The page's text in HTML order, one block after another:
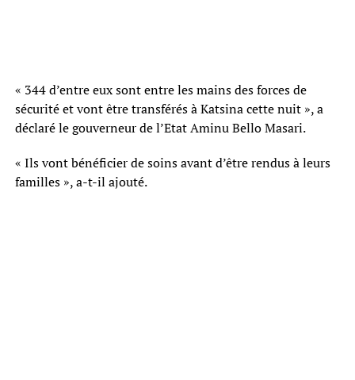
« 344 d’entre eux sont entre les mains des forces de
sécurité et vont être transférés à Katsina cette nuit », a
déclaré le gouverneur de l’Etat Aminu Bello Masari.
« Ils vont bénéficier de soins avant d’être rendus à leurs
familles », a-t-il ajouté.